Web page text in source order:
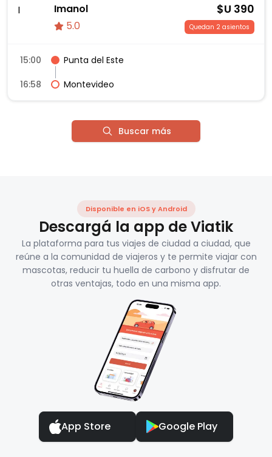
I
Imanol
5.0
$U 390
Quedan 2 asientos
15:00
Punta del Este
16:58
Montevideo
Buscar más
Disponible en iOS y Android
Descargá la app de Viatik
La plataforma para tus viajes de ciudad a ciudad, que
reúne a la comunidad de viajeros y te permite viajar con
mascotas, reducir tu huella de carbono y disfrutar de
otras ventajas, todo en una misma app.
App Store Google Play